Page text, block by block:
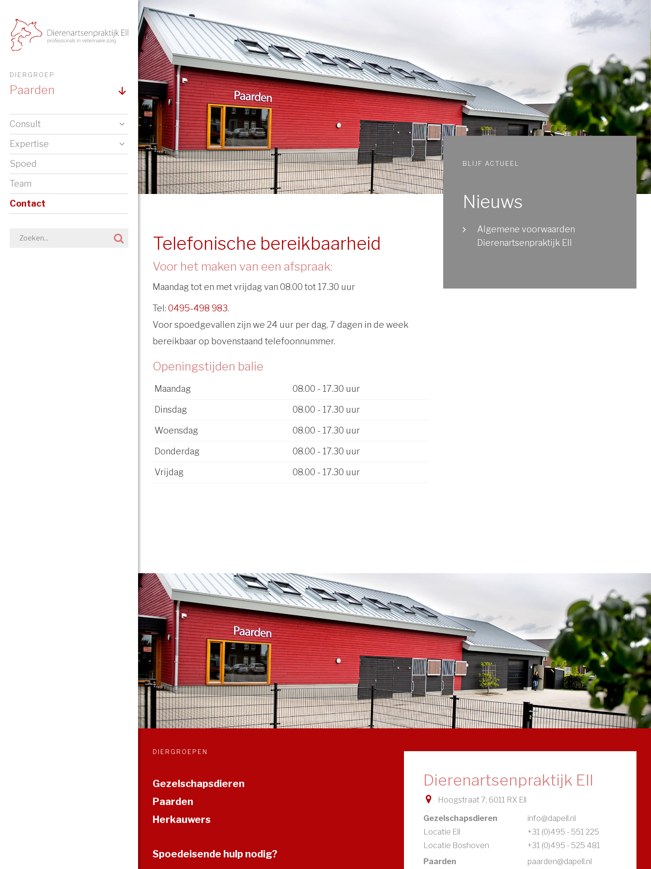
DIERGROEP
Paarden
Consult
Expertise
Spoed
Team
Contact
Telefonische bereikbaarheid
Voor het maken van een afspraak:
Maandag tot en met vrijdag van 08.00 tot 17.30 uur
Tel: 0495-498 983.
Voor spoedgevallen zijn we 24 uur per dag, 7 dagen in de week
bereikbaar op bovenstaand telefoonnummer.
Openingstijden balie
Maandag 08.00 - 17.30 uur
Dinsdag 08.00 - 17.30 uur
Woensdag 08.00 - 17.30 uur
Donderdag 08.00 - 17.30 uur
Vrijdag 08.00 - 17.30 uur
BLIJF ACTUEEL
Nieuws
Algemene voorwaarden
Dierenartsenpraktijk Ell
DIERGROEPEN
Gezelschapsdieren
Paarden
Herkauwers
Spoedeisende hulp nodig?
Dierenartsenpraktijk Ell
Hoogstraat 7, 6011 RX Ell
Gezelschapsdieren
info@dapell.nl
Locatie Ell
+31 (0)495 - 551 225
Locatie Boshoven
+31 (0)495 - 525 481
Paarden
paarden@dapell.nl